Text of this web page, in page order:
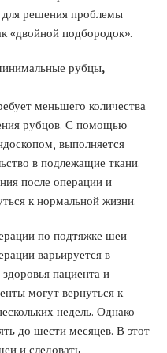
решения проблемы
«двойной подбородок».
рубцы,
меньшего количества
рубцов. С помощью
выполняется
в подлежащие ткани.
после операции и
к нормальной жизни.
по подтяжке шеи
варьируется в
пациента и
могут вернуться к
недель. Однако
до шести месяцев. В этот
и следовать